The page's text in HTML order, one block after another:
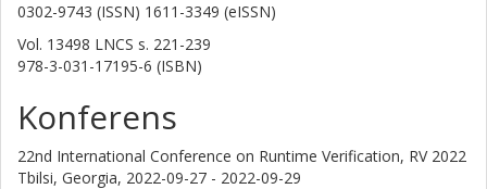
0302-9743 (ISSN) 1611-3349 (eISSN)
Vol. 13498 LNCS s. 221-239
978-3-031-17195-6 (ISBN)
Konferens
22nd International Conference on Runtime Verification, RV 2022
Tbilsi, Georgia, 2022-09-27 - 2022-09-29